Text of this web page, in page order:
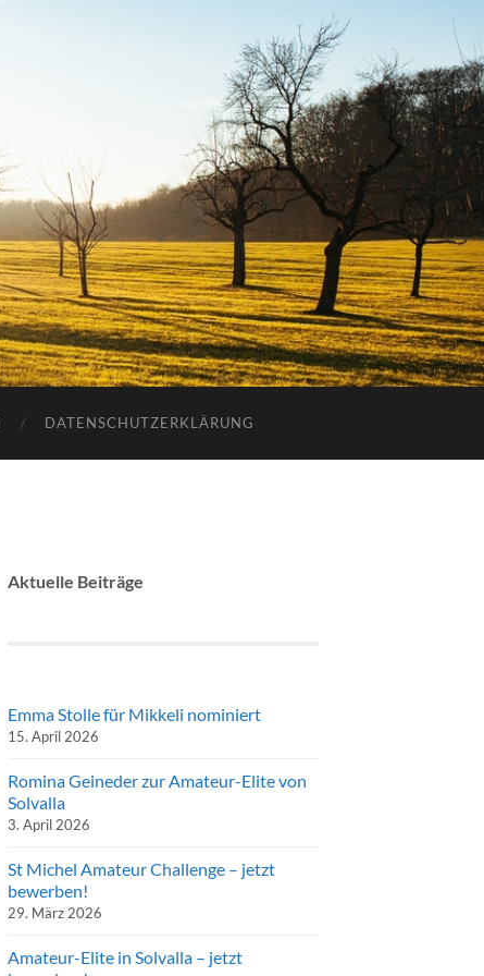
DATENSCHUTZERKLÄRUNG
Aktuelle Beiträge
Emma Stolle für Mikkeli nominiert
15. April 2026
Romina Geineder zur Amateur-Elite von
Solvalla
3. April 2026
St Michel Amateur Challenge – jetzt
bewerben!
29. März 2026
Amateur-Elite in Solvalla – jetzt